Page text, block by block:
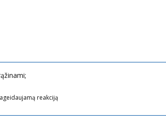
reakciją